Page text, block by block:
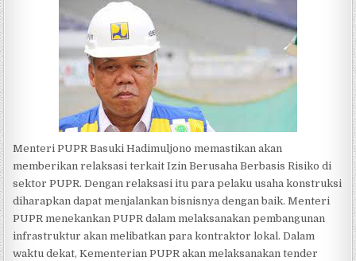
Menteri PUPR Basuki Hadimuljono memastikan akan
memberikan relaksasi terkait Izin Berusaha Berbasis Risiko di
sektor PUPR. Dengan relaksasi itu para pelaku usaha konstruksi
diharapkan dapat menjalankan bisnisnya dengan baik. Menteri
PUPR menekankan PUPR dalam melaksanakan pembangunan
infrastruktur akan melibatkan para kontraktor lokal. Dalam
waktu dekat, Kementerian PUPR akan melaksanakan tender